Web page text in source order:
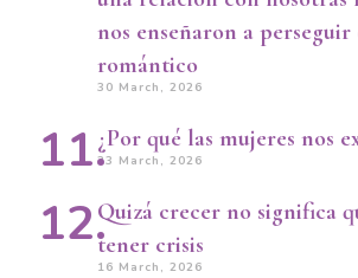
nos enseñaron a
romántico
30 March, 2026
¿Por qué las mujeres nos
23 March, 2026
Quizá crecer no significa
tener crisis
16 March, 2026